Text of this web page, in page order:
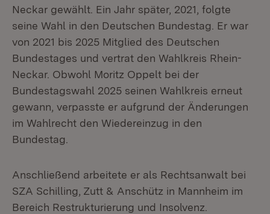
Neckar gewählt. Ein Jahr später, 2021, folgte
seine Wahl in den Deutschen Bundestag. Er war
von 2021 bis 2025 Mitglied des Deutschen
Bundestages und vertrat den Wahlkreis Rhein-
Neckar. Obwohl Moritz Oppelt bei der
Bundestagswahl 2025 seinen Wahlkreis erneut
gewann, verpasste er aufgrund der Änderungen
im Wahlrecht den Wiedereinzug in den
Bundestag.
Anschließend arbeitete er als Rechtsanwalt bei
SZA Schilling, Zutt & Anschütz in Mannheim im
Bereich Restrukturierung und Insolvenz.